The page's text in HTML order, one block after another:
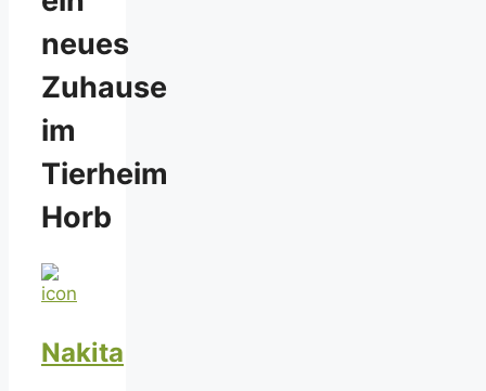
neues
Zuhause
im
Tierheim
Horb
Nakita